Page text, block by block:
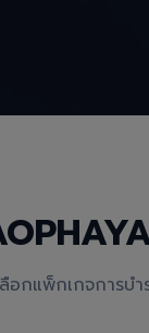
อกแพ็กเกจการบ